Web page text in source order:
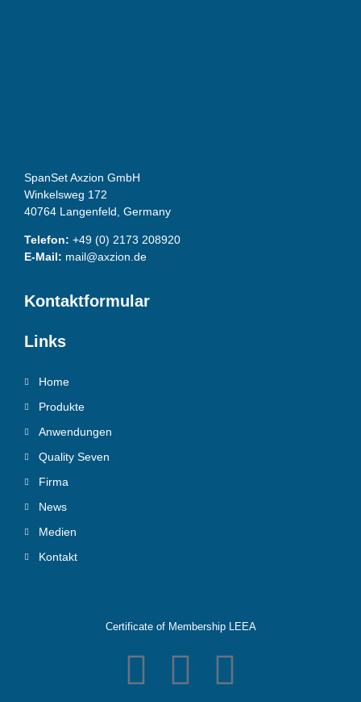
SpanSet Axzion GmbH
Winkelsweg 172
40764 Langenfeld, Germany
Telefon: +49 (0) 2173 208920
E-Mail: mail@axzion.de
Kontaktformular
Links
Home
Produkte
Anwendungen
Quality Seven
Firma
News
Medien
Kontakt
Certificate of Membership LEEA